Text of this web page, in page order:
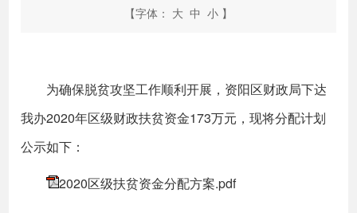
【字体： 大 中 小 】
为确保脱贫攻坚工作顺利开展，资阳区财政局下达
我办2020年区级财政扶贫资金173万元，现将分配计划
公示如下：
2020区级扶贫资金分配方案.pdf